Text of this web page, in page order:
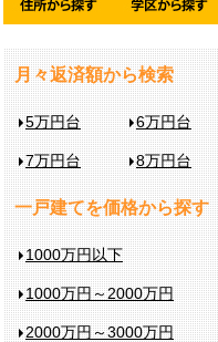
月々返済額から検索
5万円台 6万円台
7万円台 8万円台
一戸建てを価格から探す
1000万円以下
1000万円～2000万円
2000万円～3000万円